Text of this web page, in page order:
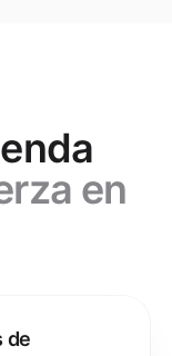
en
de